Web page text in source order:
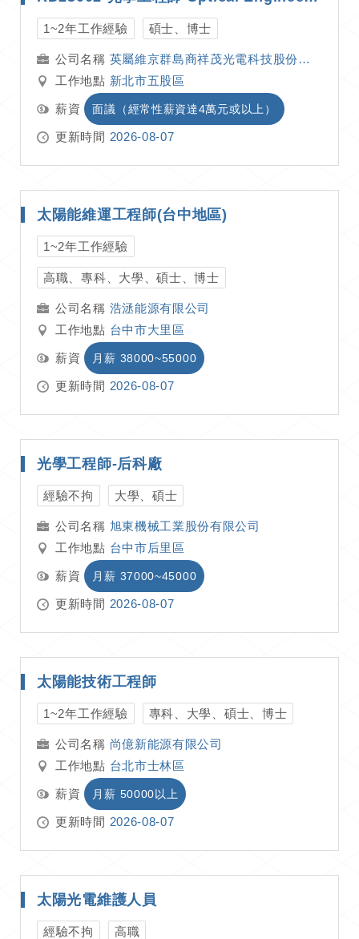
1~2年工作經驗 碩士、博士
英屬維京群島商祥茂光電科技股份有限公司
工作地點 新北市五股區
薪資 面議（經常性薪資達4萬元或以上）
更新時間 2026-08-07
太陽能維運工程師(台中地區)
1~2年工作經驗
高職、專科、大學、碩士、博士
浩洆能源有限公司
工作地點 台中市大里區
薪資 月薪 38000~55000
更新時間 2026-08-07
光學工程師-后科廠
經驗不拘 大學、碩士
旭東機械工業股份有限公司
工作地點 台中市后里區
薪資 月薪 37000~45000
更新時間 2026-08-07
太陽能技術工程師
1~2年工作經驗 專科、大學、碩士、博士
尚億新能源有限公司
工作地點 台北市士林區
薪資 月薪 50000以上
更新時間 2026-08-07
太陽光電維護人員
經驗不拘 高職